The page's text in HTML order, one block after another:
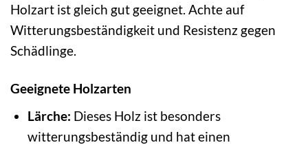
Holzart ist gleich gut geeignet. Achte auf
Witterungsbeständigkeit und Resistenz gegen
Schädlinge.
Geeignete Holzarten
Lärche: Dieses Holz ist besonders
witterungsbeständig und hat einen